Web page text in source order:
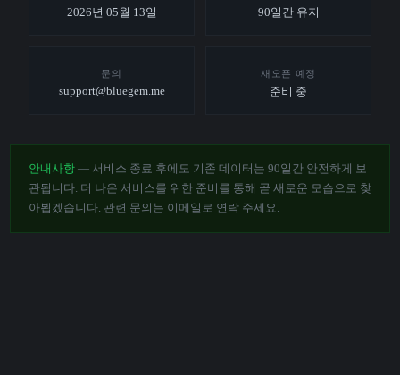
2026년 05월 13일 90일간 유지
문의
support@bluegem.me
재오픈 예정
준비 중
안내사항 — 서비스 종료 후에도 기존 데이터는 90일간 안전하게 보
관됩니다. 더 나은 서비스를 위한 준비를 통해 곧 새로운 모습으로 찾
아뵙겠습니다. 관련 문의는 이메일로 연락 주세요.